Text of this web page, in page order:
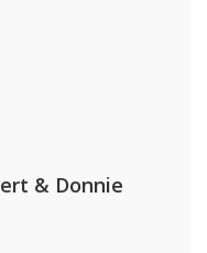
& Donnie